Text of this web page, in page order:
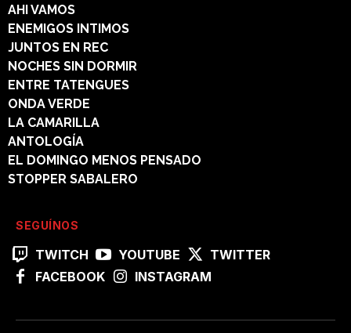
AHI VAMOS
ENEMIGOS INTIMOS
JUNTOS EN REC
NOCHES SIN DORMIR
ENTRE TATENGUES
ONDA VERDE
LA CAMARILLA
ANTOLOGÍA
EL DOMINGO MENOS PENSADO
STOPPER SABALERO
SEGUÍNOS
TWITCH YOUTUBE
TWITTER
FACEBOOK
INSTAGRAM